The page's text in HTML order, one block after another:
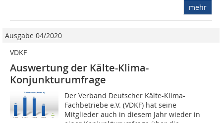
mehr
Ausgabe 04/2020
VDKF
Auswertung der Kälte-Klima-
Konjunkturumfrage
Der Verband Deutscher Kälte-Klima-
Fachbetriebe e.V. (VDKF) hat seine
Mitglieder auch in diesem Jahr wieder in